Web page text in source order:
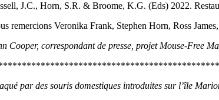
J.C., Horn, S.R. & Broome, K.G. (Eds) 2022.
remercions Veronika Frank, Stephen Horn, Ross
Cooper, correspondant de presse, projet Mouse-Free
par des souris domestiques introduites sur l’île